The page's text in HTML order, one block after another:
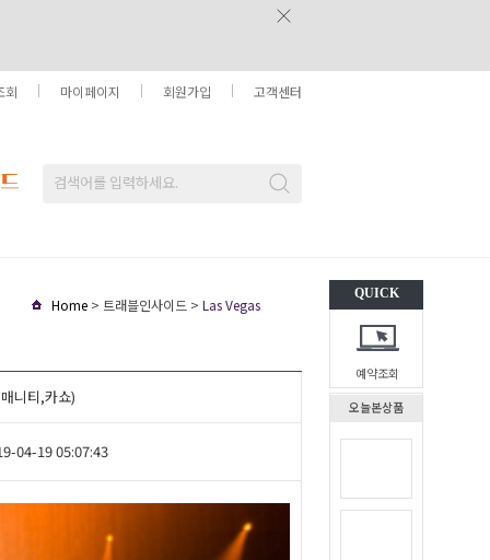
QUICK
예약조회
오늘본상품
회 마이페이지 회원가입 고객센터
Home > 트래블인사이드 > Las Vegas
니티,카쇼)
04-19 05:07:43